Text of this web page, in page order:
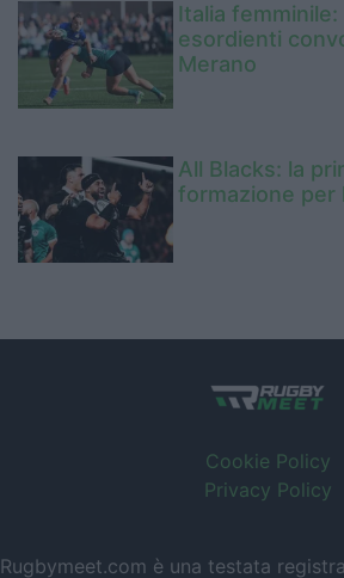
Italia
esordienti
Merano
All Blacks: la
formazione per
Cookie Policy
Privacy Policy
Rugbymeet.com è una testata